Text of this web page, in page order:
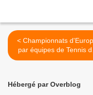
< Championnats d'Europe
par équipes de Tennis de
Table 2011 - France vs
Hébergé par Overblog